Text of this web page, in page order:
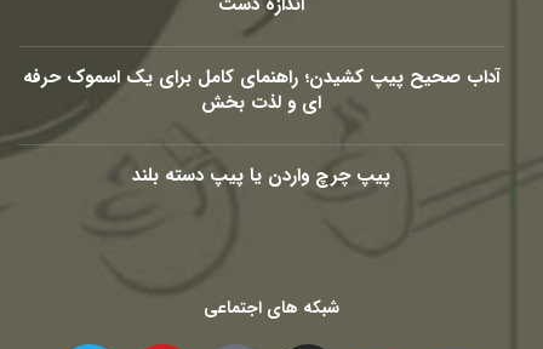
آداب صحیح پیپ کشیدن؛ راهنمای کامل برای یک اسموک حرفه
ای و لذت بخش
پیپ چرچ واردن یا پیپ دسته بلند
شبکه های اجتماعی